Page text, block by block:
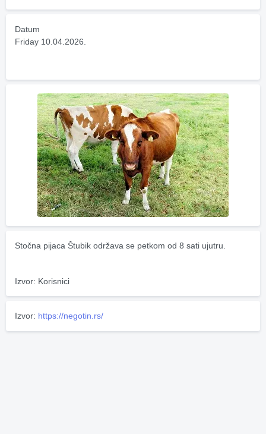
Datum
Friday 10.04.2026.
Stočna pijaca Štubik održava se petkom od 8 sati ujutru.
Izvor: Korisnici
Izvor: https://negotin.rs/